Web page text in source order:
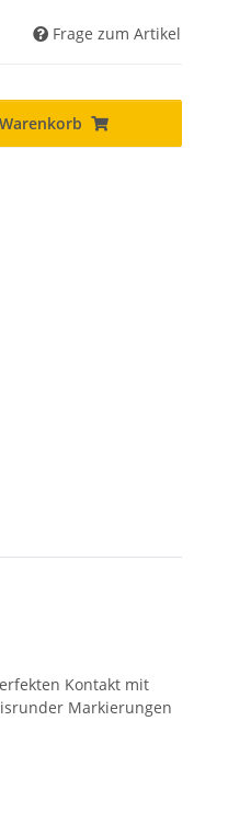
Frage zum Artikel
Kontakt mit
Markierungen